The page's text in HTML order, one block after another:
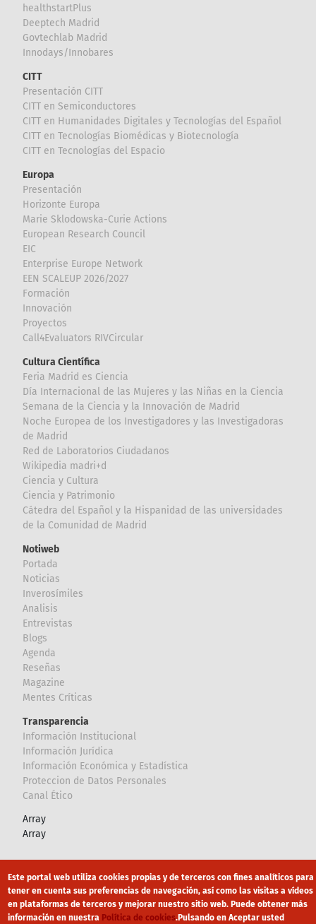
healthstartPlus
Deeptech Madrid
Govtechlab Madrid
Innodays/Innobares
CITT
Presentación CITT
CITT en Semiconductores
CITT en Humanidades Digitales y Tecnologías del Español
CITT en Tecnologías Biomédicas y Biotecnología
CITT en Tecnologías del Espacio
Europa
Presentación
Horizonte Europa
Marie Sklodowska-Curie Actions
European Research Council
EIC
Enterprise Europe Network
EEN SCALEUP 2026/2027
Formación
Innovación
Proyectos
Call4Evaluators RIVCircular
Cultura Científica
Feria Madrid es Ciencia
Día Internacional de las Mujeres y las Niñas en la Ciencia
Semana de la Ciencia y la Innovación de Madrid
Noche Europea de los Investigadores y las Investigadoras
de Madrid
Red de Laboratorios Ciudadanos
Wikipedia madri+d
Ciencia y Cultura
Ciencia y Patrimonio
Cátedra del Español y la Hispanidad de las universidades
de la Comunidad de Madrid
Notiweb
Portada
Noticias
Inverosímiles
Analisis
Entrevistas
Blogs
Agenda
Reseñas
Magazine
Mentes Críticas
Transparencia
Información Institucional
Información Jurídica
Información Económica y Estadística
Proteccion de Datos Personales
Canal Ético
Array
Array
Canal Ético eduroam Mapa Web
Política privacidad Política de cookies Aviso legal
Este portal web utiliza cookies propias y de terceros con fines analíticos para
tener en cuenta sus preferencias de navegación, así como las visitas a vídeos
en plataformas de terceros y mejorar nuestro sitio web. Puede obtener más
información en nuestra Política de cookies.Pulsando en Aceptar usted